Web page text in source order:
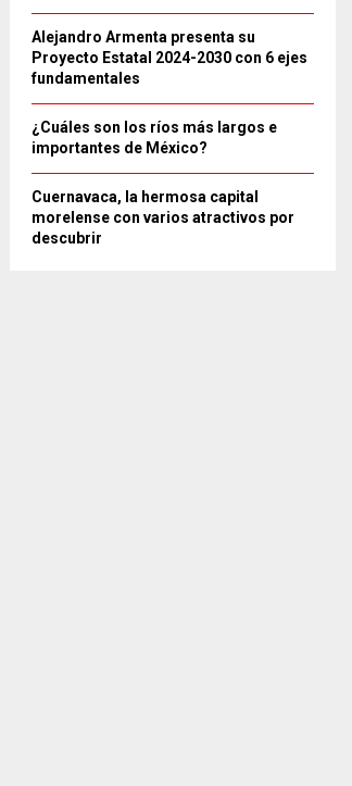
Alejandro Armenta presenta su
Proyecto Estatal 2024-2030 con 6 ejes
fundamentales
¿Cuáles son los ríos más largos e
importantes de México?
Cuernavaca, la hermosa capital
morelense con varios atractivos por
descubrir